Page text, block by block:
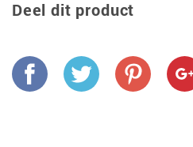
Deel dit product